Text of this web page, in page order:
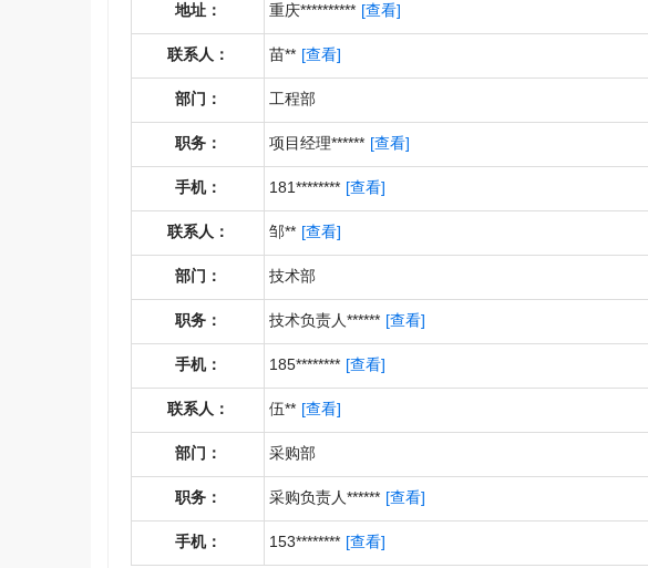
地址： 重庆********** [查看]
联系人： 苗** [查看]
部门： 工程部
职务： 项目经理****** [查看]
手机： 181******** [查看]
联系人： 邹** [查看]
部门： 技术部
职务： 技术负责人****** [查看]
手机： 185******** [查看]
联系人： 伍** [查看]
部门： 采购部
职务： 采购负责人****** [查看]
手机： 153******** [查看]